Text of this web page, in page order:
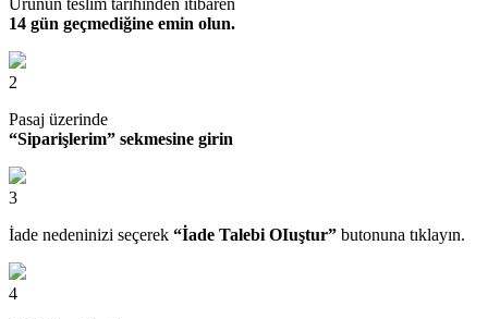
Ürünün teslim tarihinden itibaren
14 gün geçmediğine emin olun.
2
Pasaj üzerinde
“Siparişlerim” sekmesine girin
3
İade nedeninizi seçerek “İade Talebi OIuştur” butonuna tıklayın.
4